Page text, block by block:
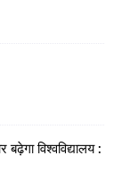
विश्वविद्यालय :